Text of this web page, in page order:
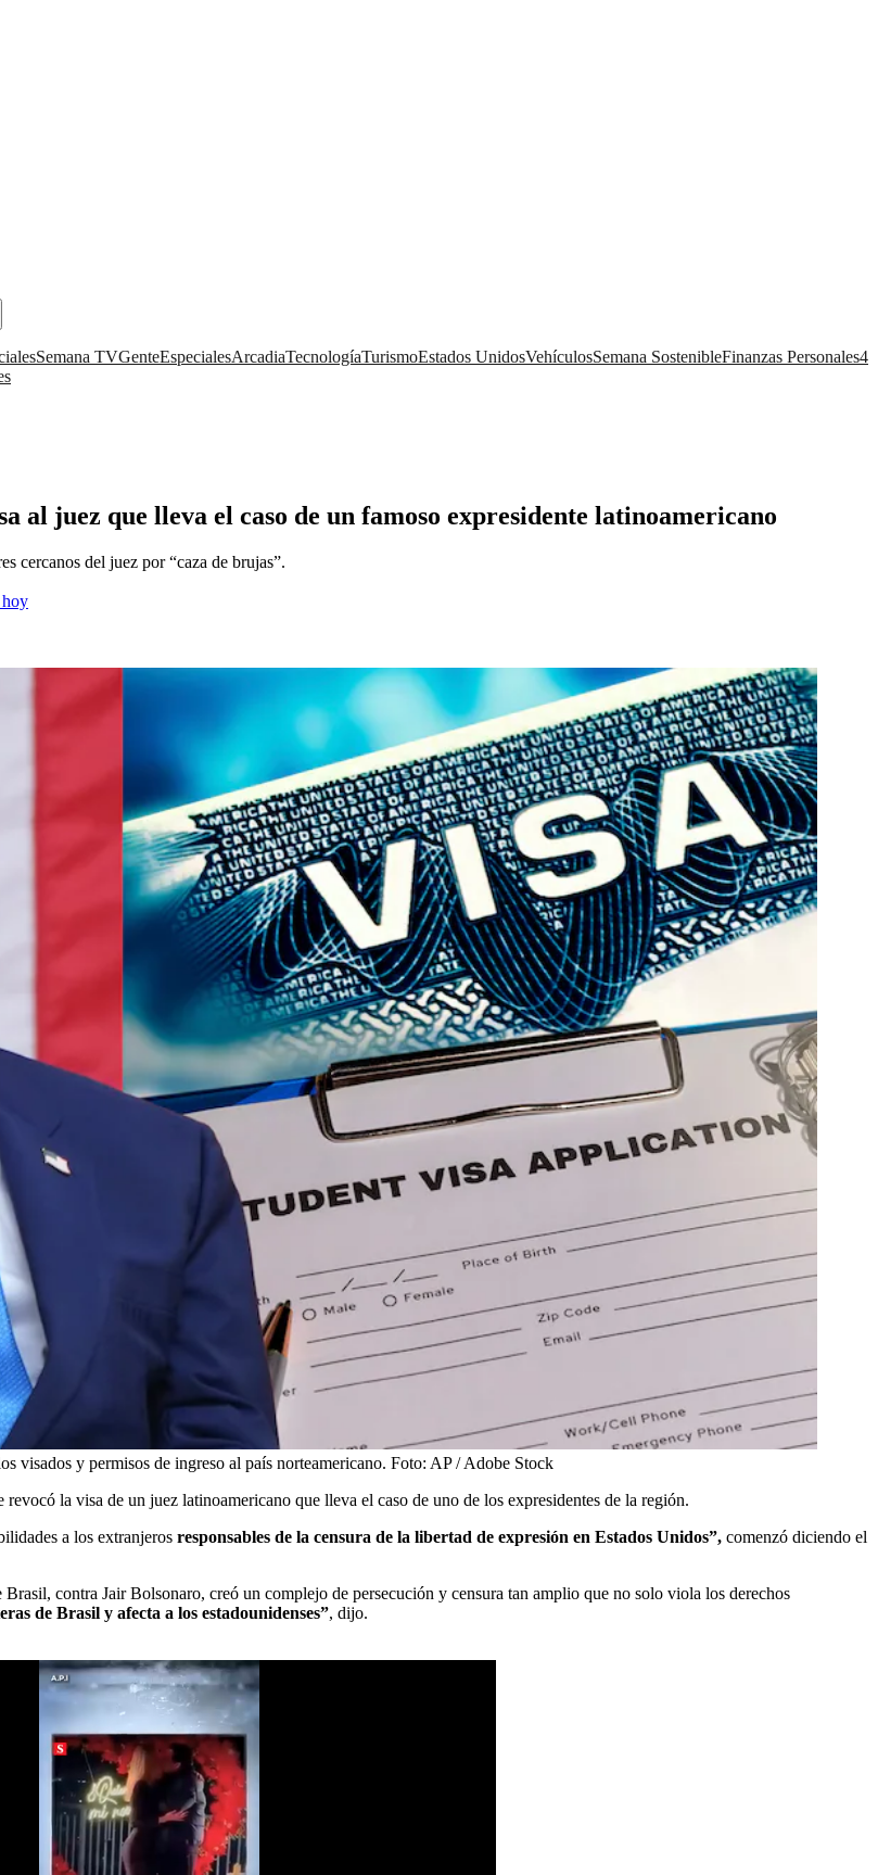
Semana TVGenteEspecialesArcadiaTecnologíaTurismoEstados UnidosVehículosSemana SostenibleFinanzas Personales4
al juez que lleva el caso de un famoso expresidente latinoamericano
cercanos del juez por “caza de brujas”.
hoy
visados y permisos de ingreso al país norteamericano. Foto: AP / Adobe Stock
la visa de un juez latinoamericano que lleva el caso de uno de los expresidentes de la región.
a los extranjeros responsables de la censura de la libertad de expresión en Estados Unidos”, comenzó diciendo el
contra Jair Bolsonaro, creó un complejo de persecución y censura tan amplio que no solo viola los derechos
de Brasil y afecta a los estadounidenses”, dijo.